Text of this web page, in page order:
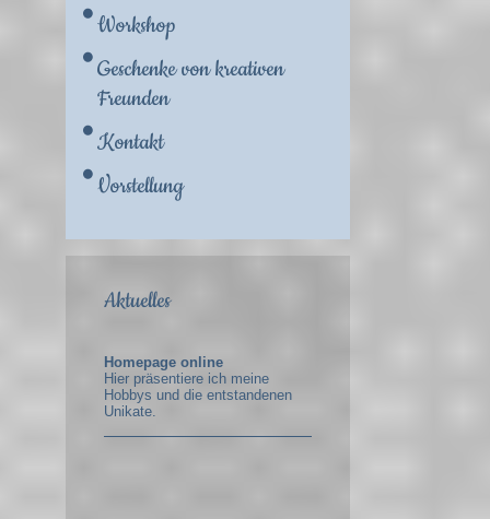
Workshop
Geschenke von kreativen
Freunden
Kontakt
Vorstellung
Aktuelles
Homepage online
Hier präsentiere ich meine
Hobbys und die entstandenen
Unikate.